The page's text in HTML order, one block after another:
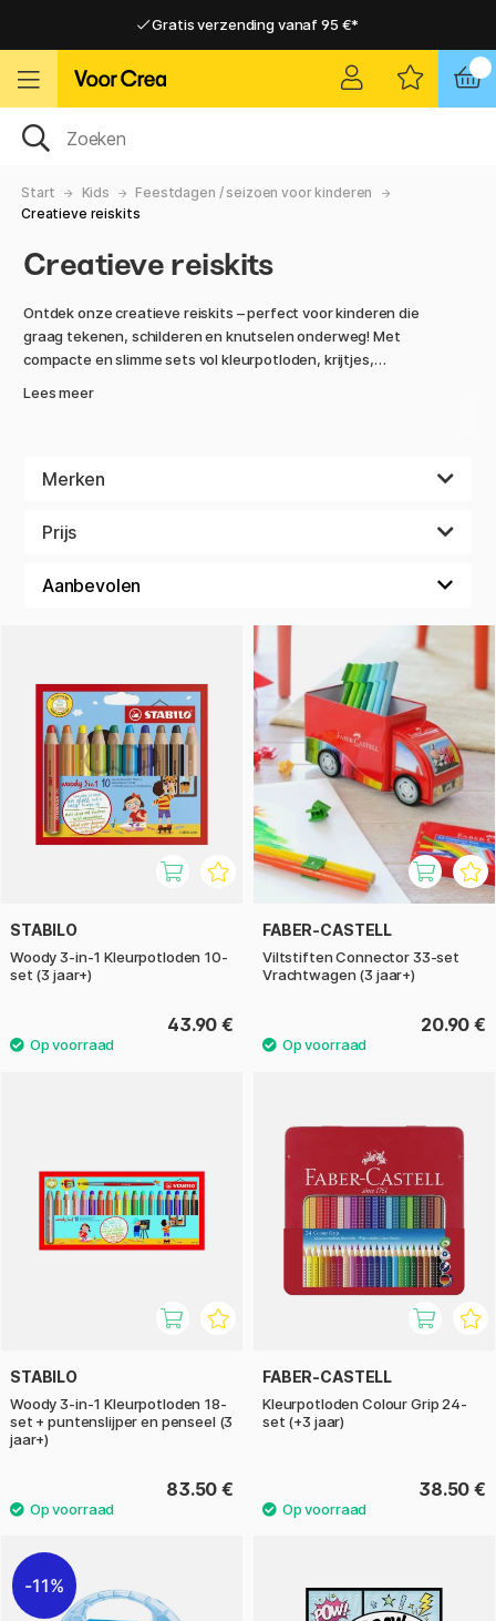
Gratis verzending vanaf 95 €*
Gratis verzending vanaf 95 €*
Start Kids
Feestdagen / seizoen voor kinderen
Creatieve reiskits
Creatieve reiskits
Ontdek onze creatieve reiskits – perfect voor kinderen die
graag tekenen, schilderen en knutselen onderweg! Met
compacte en slimme sets vol kleurpotloden, krijtjes,
iets voor elke kleine kunstenaar.
Makkelijk mee te nemen, leuk om te gebruiken – geef
kinderen de vrijheid om te creëren, waar ze ook zijn!
Lees meer
Merken
Prijs
STABILO
Woody 3-in-1 Kleurpotloden 10-
set (3 jaar+)
43.90 €
FABER-CASTELL
Viltstiften Connector 33-set
Vrachtwagen (3 jaar+)
20.90 €
STABILO
Woody 3-in-1 Kleurpotloden 18-
set + puntenslijper en penseel (3
jaar+)
83.50 €
FABER-CASTELL
Kleurpotloden Colour Grip 24-
set (+3 jaar)
38.50 €
11%